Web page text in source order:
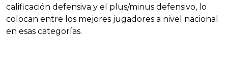
calificación defensiva y el plus/minus defensivo, lo
colocan entre los mejores jugadores a nivel nacional
en esas categorías.